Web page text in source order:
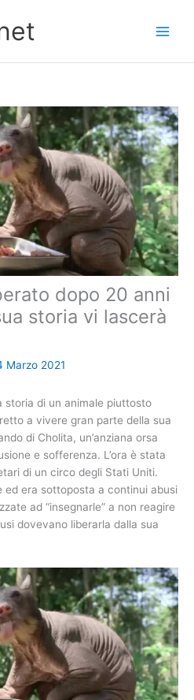
dopo 20 anni
storia vi lascerà
Marzo 2021
storia di un animale piuttosto
a vivere gran parte della sua
di Cholita, un’anziana orsa
e sofferenza. L’ora è stata
di un circo degli Stati Uniti.
ed era sottoposta a continui abusi
ad “insegnarle” a non reagire
dovevano liberarla dalla sua